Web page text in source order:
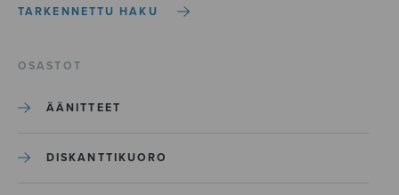
TARKENNETTU HAKU
OSASTOT
ÄÄNITTEET
DISKANTTIKUORO